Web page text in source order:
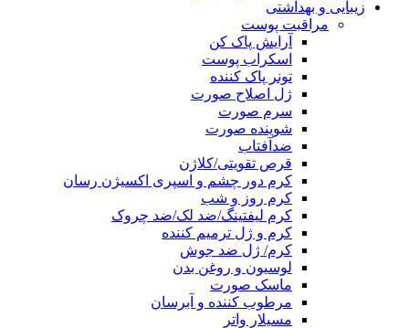
زیبایی و بهداشتی
مراقبت پوست
آرایش پاک کن
اسکراب پوست
تونر پاک کننده
ژل اصلاح صورت
سرم صورت
شوینده صورت
ضدآفتاب
قرص تقویتی/کلاژن
کرم دور چشم و اسپری اکسیژن رسان
کرم روز و شب
کرم لیفتینگ/ضد لک/ضد چروک
کرم و ژل ترمیم کننده
کرم/ ژل ضد جوش
لوسیون و روغن بدن
ماسک صورت
مرطوب کننده و آبرسان
مسیلار واتر